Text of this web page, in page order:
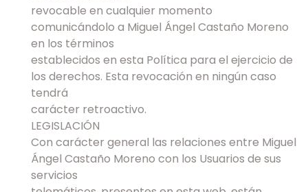
revocable en cualquier momento
comunicándolo a Miguel Ángel Castaño Moreno
en los términos
establecidos en esta Política para el ejercicio de
los derechos. Esta revocación en ningún caso
tendrá
carácter retroactivo.
LEGISLACIÓN
Con carácter general las relaciones entre Miguel
Ángel Castaño Moreno con los Usuarios de sus
servicios